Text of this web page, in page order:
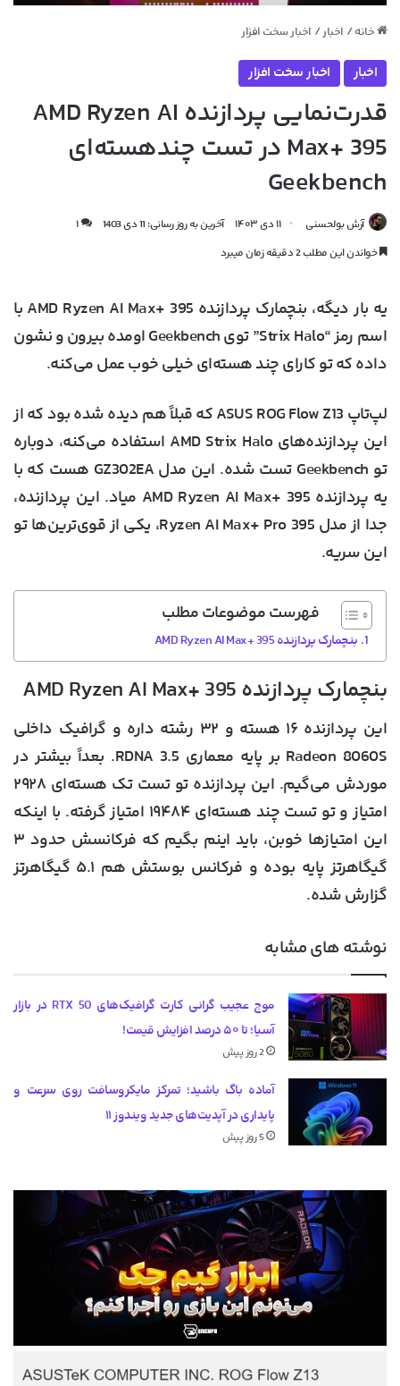
خانه / اخبار / اخبار سخت افزار
اخبار اخبار سخت افزار
قدرت‌نمایی پردازنده AMD Ryzen AI
Max+ 395 در تست چندهسته‌ای
Geekbench
آرش بولحسنی ۱۱ دی ۱۴۰۳ آخرین به روز رسانی: 11 دی 1403
۱
خواندن این مطلب 2 دقیقه زمان میبرد
یه بار دیگه، بنچمارک پردازنده AMD Ryzen AI Max+ 395 با
اسم رمز “Strix Halo” توی Geekbench اومده بیرون و نشون
داده که تو کارای چند هسته‌ای خیلی خوب عمل می‌کنه.
لپ‌تاپ ASUS ROG Flow Z13 که قبلاً هم دیده شده بود که از
این پردازنده‌های AMD Strix Halo استفاده می‌کنه، دوباره
تو Geekbench تست شده. این مدل GZ302EA هست که با
یه پردازنده AMD Ryzen AI Max+ 395 میاد. این پردازنده،
جدا از مدل Ryzen AI Max+ Pro 395، یکی از قوی‌ترین‌ها تو
این سریه.
فهرست موضوعات مطلب
بنچمارک پردازنده AMD Ryzen AI Max+ 395
بنچمارک پردازنده AMD Ryzen AI Max+ 395
این پردازنده ۱۶ هسته و ۳۲ رشته داره و گرافیک داخلی
Radeon 8060S بر پایه معماری RDNA 3.5. بعداً بیشتر در
موردش می‌گیم. این پردازنده تو تست تک هسته‌ای ۲۹۲۸
امتیاز و تو تست چند هسته‌ای ۱۹۴۸۴ امتیاز گرفته. با اینکه
این امتیازها خوبن، باید اینم بگیم که فرکانسش حدود ۳
گیگاهرتز پایه بوده و فرکانس بوستش هم ۵.۱ گیگاهرتز
گزارش شده.
نوشته های مشابه
موج عجیب گرانی کارت گرافیک‌های RTX 50 در بازار
آسیا؛ تا ۵۰ درصد افزایش قیمت!
2 روز پیش
آماده باگ باشید؛ تمرکز مایکروسافت روی سرعت و
پایداری در آپدیت‌های جدید ویندوز ۱۱
5 روز پیش